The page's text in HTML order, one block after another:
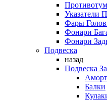
Указатели
Фары
Фонари
Фонари
Подвеска
назад
Подвеска
Балки